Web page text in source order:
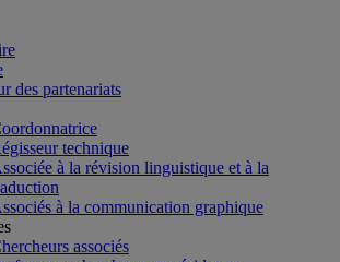
des partenariats
technique
à la révision linguistique et à la
à la communication graphique
associés